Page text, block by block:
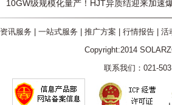
10GW级规模化量产！HJT异质结迎来加速
资讯服务 一站式服务 推广方案 行情报告| 活
Copyright:2014
联系我们：021-